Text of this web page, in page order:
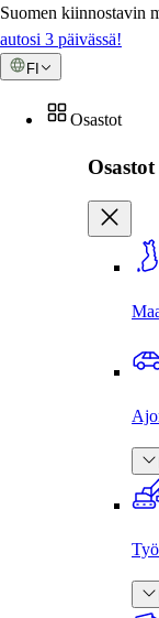
Suomen kiinnostavin
autosi 3 päivässä!
FI
Osastot
Osastot